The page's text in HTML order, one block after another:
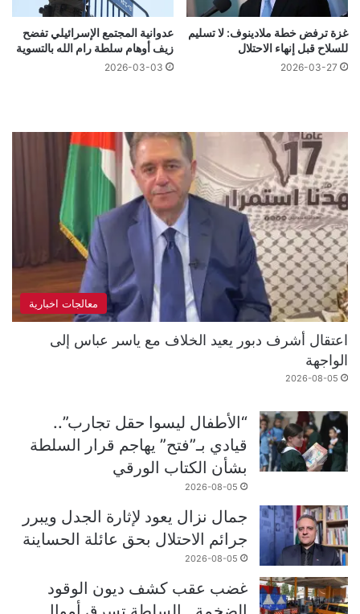
غزة ترفض خطة ملادينوف: لا تسليم
للسلاح قبل إنهاء الاحتلال
2026-03-27
عدوانية المجتمع الإسرائيلي تفضح
زيف أوهام سلطة رام الله بالتسوية
2026-03-03
معالجات اخبارية
اعتقال أشرف دبور يعيد الخلاف مع ياسر عباس إلى
الواجهة
2026-08-05
“الأطفال ليسوا حقل تجارب”..
قيادي بـ”فتح” يهاجم قرار السلطة
بشأن الكتاب الورقي
2026-08-05
جمال نزال يعود لإثارة الجدل ويبرر
جرائم الاحتلال بحق عائلة الحساينة
2026-08-05
غضب عقب كشف ديون الوقود